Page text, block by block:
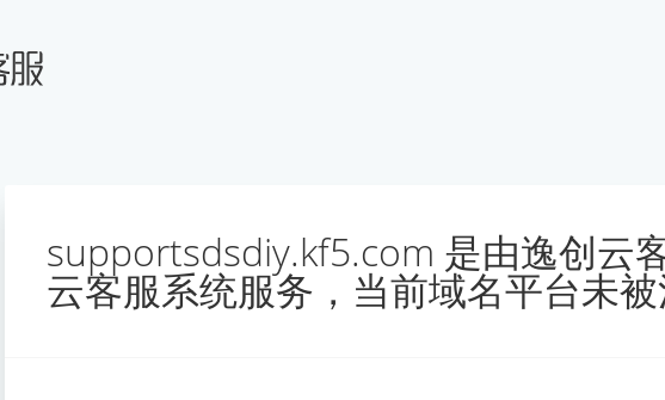
supportsdsdiy.kf5.com 是由逸创云
云客服系统服务，当前域名平台未